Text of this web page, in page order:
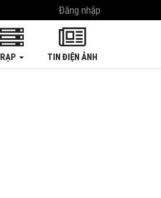
Đăng nhập
RẠP TIN ĐIỆN ẢNH